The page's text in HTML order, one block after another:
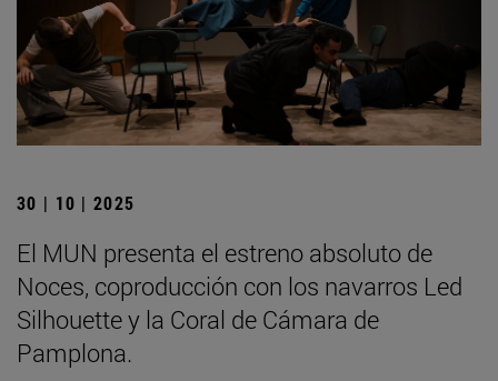
30 | 10 | 2025
El MUN presenta el estreno absoluto de
Noces, coproducción con los navarros Led
Silhouette y la Coral de Cámara de
Pamplona.